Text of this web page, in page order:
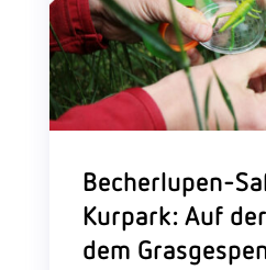
Becherlupen-
Kurpark: Auf
dem